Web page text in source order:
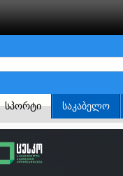
ᲡᲞᲝᲠᲢᲘ ᲡᲐᲙᲐᲑᲔᲚᲝ